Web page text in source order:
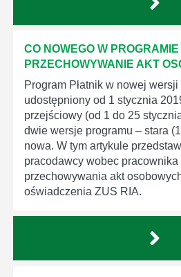
CO NOWEGO W
PRZECHOWYWANIE AKT
Program Płatnik w nowej wersji
udostępniony od 1 stycznia
przejściowy (od 1 do 25
dwie wersje programu – stara
nowa. W tym artykule
pracodawcy wobec
przechowywania akt
oświadczenia ZUS RIA.